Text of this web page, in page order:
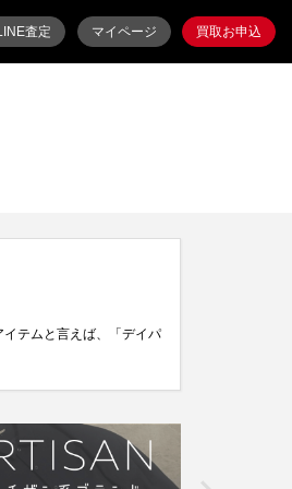
査定 マイページ 買取お申込
テムと言えば、「デイパ